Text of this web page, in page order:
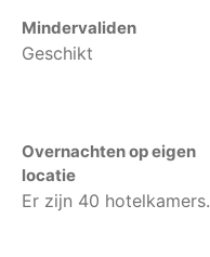
Mindervaliden
Geschikt
Overnachten op eigen
locatie
Er zijn 40 hotelkamers.